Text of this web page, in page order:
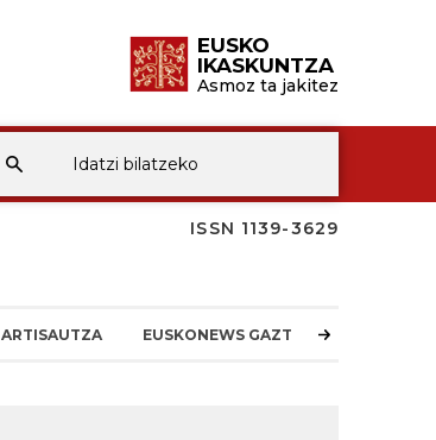
EUSKO
IKASKUNTZA
Asmoz ta jakitez
ISSN 1139-3629
ARTISAUTZA EUSKONEWS GAZTEA